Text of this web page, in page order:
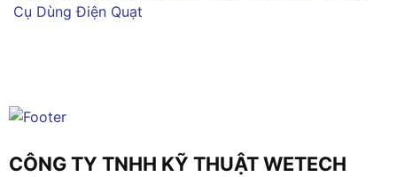
Cụ Dùng Điện Quạt
CÔNG TY TNHH KỸ THUẬT WETECH